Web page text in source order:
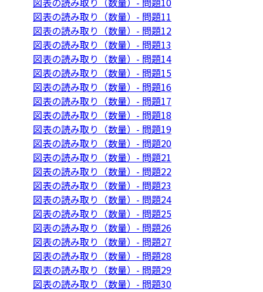
図表の読み取り（数量）- 問題11
図表の読み取り（数量）- 問題12
図表の読み取り（数量）- 問題13
図表の読み取り（数量）- 問題14
図表の読み取り（数量）- 問題15
図表の読み取り（数量）- 問題16
図表の読み取り（数量）- 問題17
図表の読み取り（数量）- 問題18
図表の読み取り（数量）- 問題19
図表の読み取り（数量）- 問題20
図表の読み取り（数量）- 問題21
図表の読み取り（数量）- 問題22
図表の読み取り（数量）- 問題23
図表の読み取り（数量）- 問題24
図表の読み取り（数量）- 問題25
図表の読み取り（数量）- 問題26
図表の読み取り（数量）- 問題27
図表の読み取り（数量）- 問題28
図表の読み取り（数量）- 問題29
図表の読み取り（数量）- 問題30